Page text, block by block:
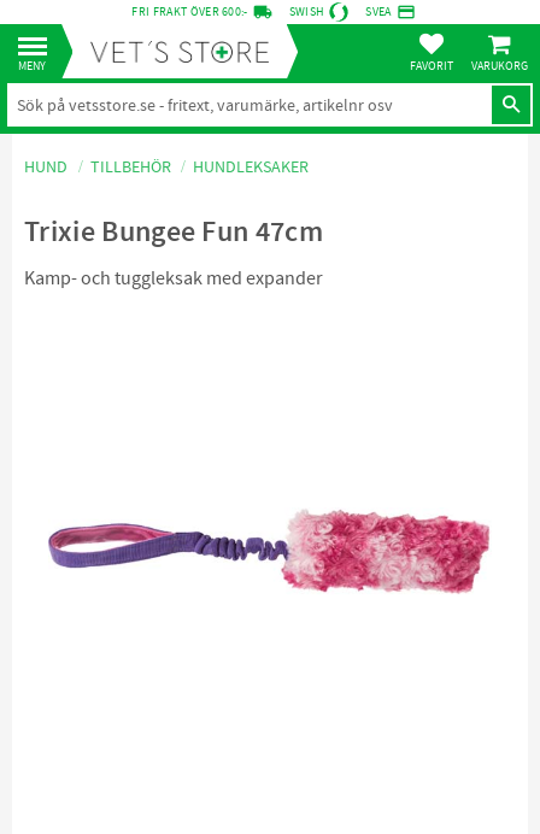
Meny
FRI FRAKT ÖVER 600:- local_shipping SWISH SVEA credit_card
FAVORITER
HUND TILLBEHÖR HUNDLEKSAKER
Trixie Bungee Fun 47cm
Kamp- och tuggleksak med expander